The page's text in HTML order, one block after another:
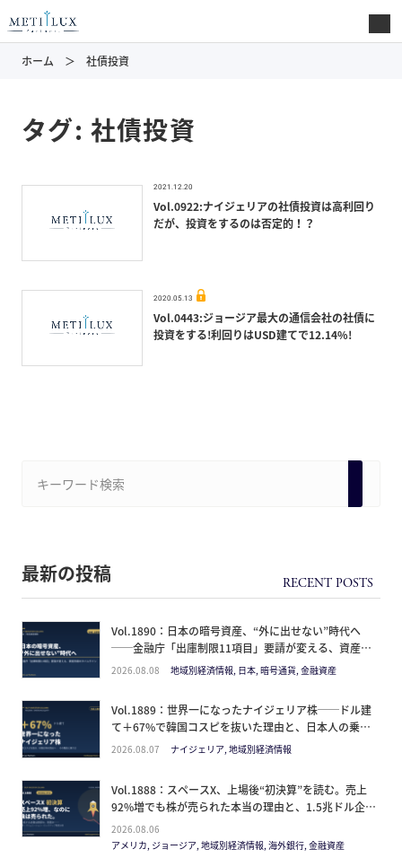
ホーム 社債投資
タグ: 社債投資
2021.12.20
Vol.0922:ナイジェリアの社債投資は高利回り
だが、投資をするのは否定的！？
2020.05.13
Vol.0443:ジョージア最大の通信会社の社債に
投資をする!利回りはUSD建てで12.14%!
最新の投稿
Vol.1890：日本の暗号資産、“外に出せない”時代へ
──金融庁「出庫制限11項目」要請が変える、資産防
衛のタイムライン
2026.08.08 地域別経済情報, 日本, 暗号通貨, 金融資産
Vol.1889：世界一になったナイジェリア株──ドル建
て＋67%で韓国コスピを抜いた理由と、日本人の乗り
方
2026.08.07 ナイジェリア, 地域別経済情報
Vol.1888：スペースX、上場後“初決算”を読む。売上
92%増でも株が売られた本当の理由と、1.5兆ドル企業
の買い方。
2026.08.06
アメリカ, ジョージア, 地域別経済情報, 海外銀行, 金融資産